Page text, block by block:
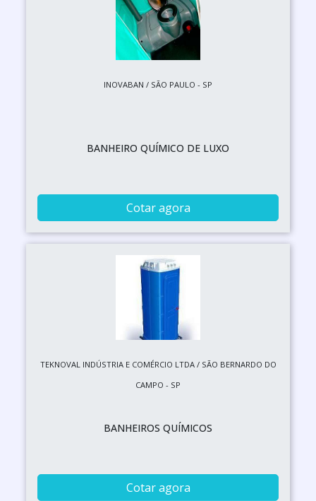
INOVABAN / SÃO PAULO - SP
BANHEIRO QUÍMICO DE LUXO
Cotar agora
TEKNOVAL INDÚSTRIA E COMÉRCIO LTDA / SÃO BERNARDO DO
CAMPO - SP
BANHEIROS QUÍMICOS
Cotar agora